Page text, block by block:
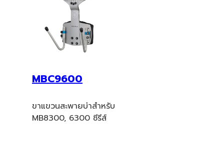
MBC9600
ขาแขวนสะพายบ่าสำหรับ
MB8300, 6300 ซีรีส์